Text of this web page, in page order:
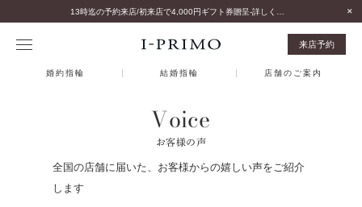
来店予約
婚約指輪 結婚指輪 店舗のご案内
Voice
お客様の声
全国の店舗に届いた、お客様からの嬉しい声をご紹介
します